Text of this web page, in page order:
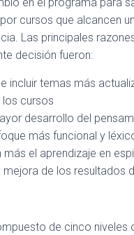
cursos que alcancen
Las principales
decisión fueron:
incluir temas más
cursos
desarrollo del
más funcional y
más el aprendizaje en
mejora de los resultados
de cinco niveles